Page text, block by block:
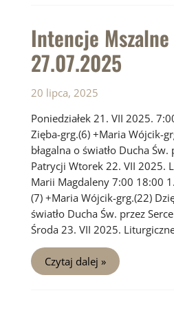
Intencje
27.07.2025
20 lipca, 2025
Poniedziałek 21. VII 2025.
Zięba-grg.(6) +Maria Wójcik-
błagalna o światło Ducha
Patrycji Wtorek 22. VII 2025.
Marii Magdaleny 7:00 18:00
(7) +Maria Wójcik-grg.(22)
światło Ducha Św. przez
Środa 23. VII 2025.
Intencje
Mszalne
21.07
Czytaj dalej »